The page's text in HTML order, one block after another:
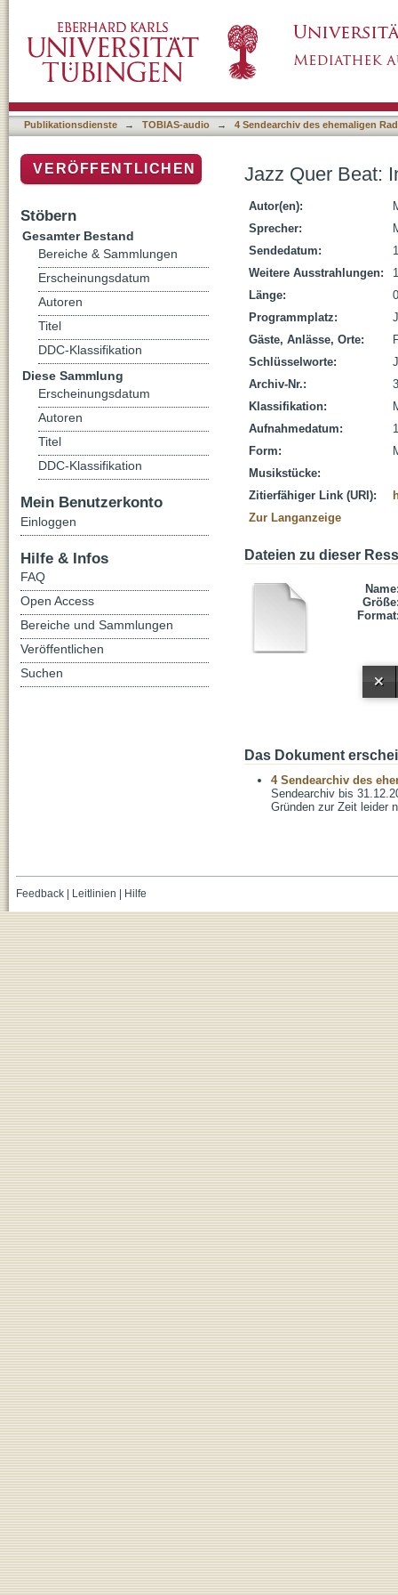
Publikationsdienste → TOBIAS-audio → 4 Sendearchiv des ehemaligen
Jazz Quer Beat:
Autor(en):
Sprecher:
Sendedatum:
Weitere Ausstrahlungen:
Länge:
Programmplatz:
Gäste, Anlässe, Orte:
Schlüsselworte:
Archiv-Nr.:
Klassifikation:
Aufnahmedatum:
Form:
Musikstücke:
Zitierfähiger Link (URI):
Zur Langanzeige
Dateien zu dieser
Das Dokument
4 Sendearchiv des
Sendearchiv bis
Gründen zur Zeit leider
VERÖFFENTLICHEN
Stöbern
Gesamter Bestand
Bereiche & Sammlungen
Erscheinungsdatum
Autoren
Titel
DDC-Klassifikation
Diese Sammlung
Erscheinungsdatum
Autoren
Titel
DDC-Klassifikation
Mein Benutzerkonto
Einloggen
Hilfe & Infos
FAQ
Open Access
Bereiche und Sammlungen
Veröffentlichen
Suchen
Feedback| Leitlinien Hilfe